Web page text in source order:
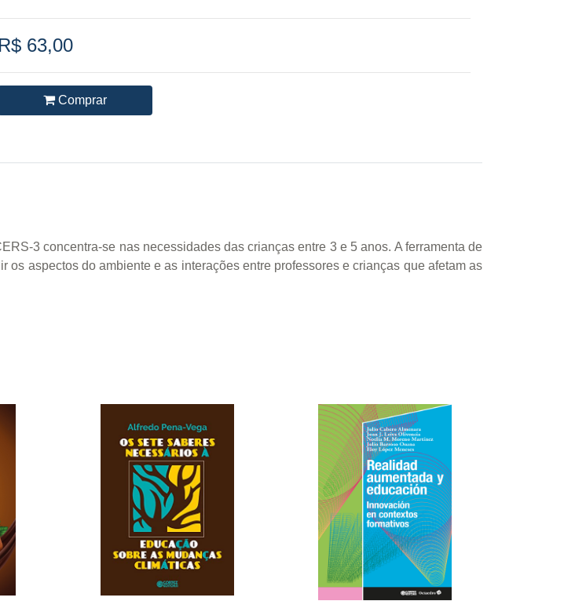
R$ 63,00
Comprar
3 concentra-se nas necessidades das crianças entre 3 e 5 anos. A ferramenta de
aspectos do ambiente e as interações entre professores e crianças que afetam as